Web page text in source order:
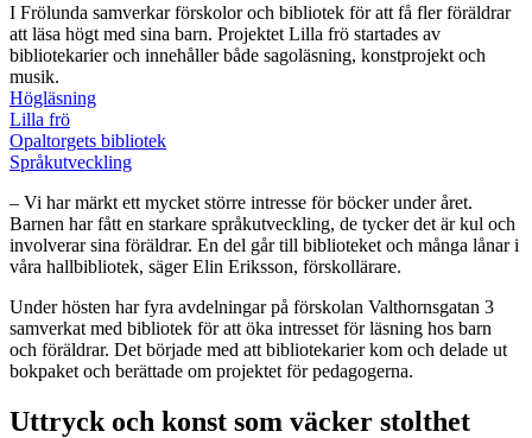
I Frölunda samverkar förskolor och bibliotek för att få fler föräldrar
att läsa högt med sina barn. Projektet Lilla frö startades av
bibliotekarier och innehåller både sagoläsning, konstprojekt och
musik.
Högläsning
Lilla frö
Opaltorgets bibliotek
Språkutveckling
– Vi har märkt ett mycket större intresse för böcker under året.
Barnen har fått en starkare språkutveckling, de tycker det är kul och
involverar sina föräldrar. En del går till biblioteket och många lånar i
våra hallbibliotek, säger Elin Eriksson, förskollärare.
Under hösten har fyra avdelningar på förskolan Valthornsgatan 3
samverkat med bibliotek för att öka intresset för läsning hos barn
och föräldrar. Det började med att bibliotekarier kom och delade ut
bokpaket och berättade om projektet för pedagogerna.
Uttryck och konst som väcker stolthet